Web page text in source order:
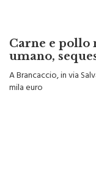
Carne e pollo
umano,
A Brancaccio, in via
mila euro